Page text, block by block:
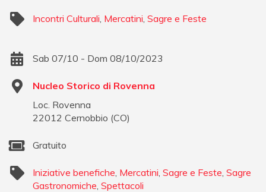
Incontri Culturali Mercatini Sagre e Feste
Sab 07/10 - Dom 08/10/2023
Nucleo Storico di Rovenna
Loc. Rovenna
22012 Cernobbio (CO)
Gratuito
Iniziative benefiche Mercatini Sagre e Feste Sagre
Gastronomiche Spettacoli